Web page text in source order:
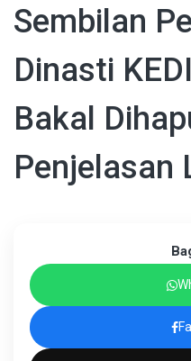
Sembilan
Dinasti
Bakal
Penjelasan